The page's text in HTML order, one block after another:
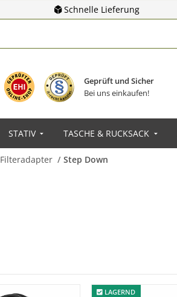
Schnelle Lieferung
Geprüft und Sicher
Bei uns einkaufen!
STATIV TASCHE & RUCKSACK
Filteradapter Step Down
LAGERND
LAGERND